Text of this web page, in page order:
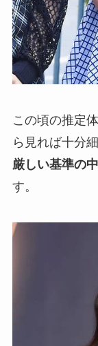
この頃の推定
ら見れば十分
厳しい基準の
す。